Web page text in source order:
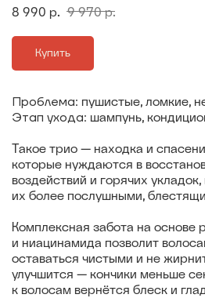
8 990 р. 9 970 р.
Купить
Проблема: пушистые, ломкие,
Этап ухода: шампунь,
Такое трио — находка и
которые нуждаются в
воздействий и горячих
их более послушными,
Комплексная забота на основе
и ниацинамида позволит
оставаться чистыми и не
улучшится — кончики меньше
к волосам вернётся блеск и